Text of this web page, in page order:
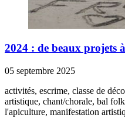
2024 : de beaux projets
05 septembre 2025
activités, escrime, classe de
artistique, chant/chorale, bal
l'apiculture, manifestation